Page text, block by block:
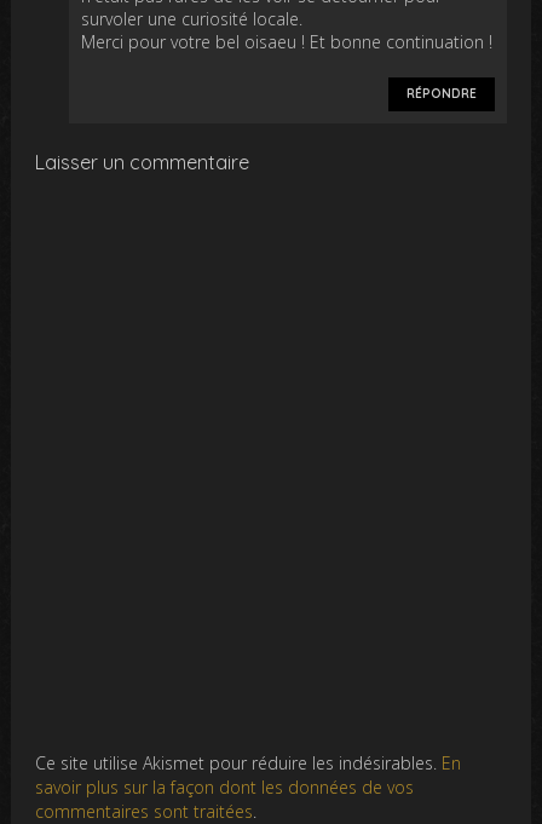
survoler une curiosité locale.
Merci pour votre bel oisaeu ! Et bonne continuation !
RÉPONDRE
Laisser un commentaire
Ce site utilise Akismet pour réduire les indésirables. En
savoir plus sur la façon dont les données de vos
commentaires sont traitées.